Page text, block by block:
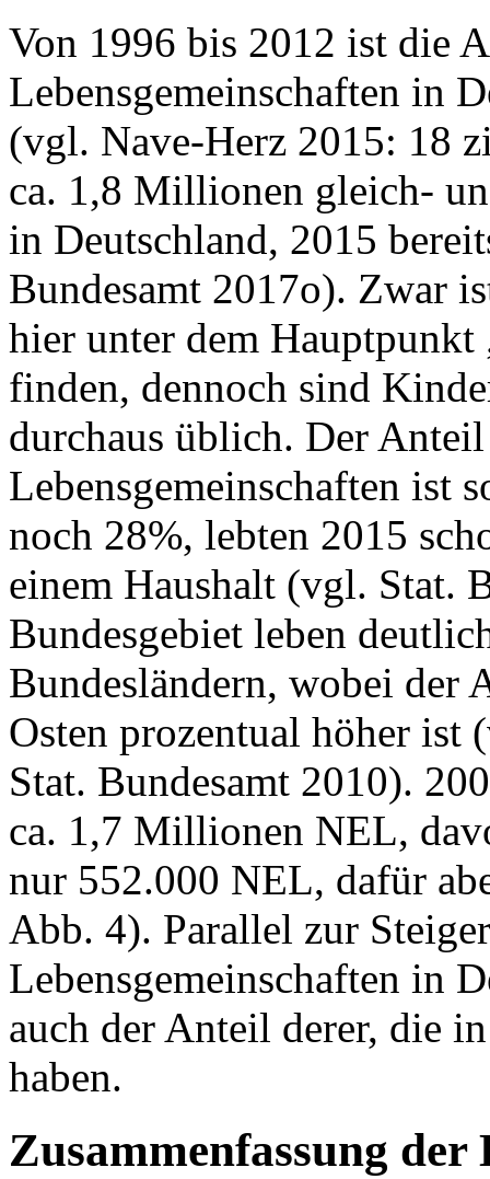
Von 1996 bis 2012 ist die
Lebensgemeinschaften in
(vgl. Nave-Herz 2015: 18
ca. 1,8 Millionen gleich-
in Deutschland, 2015
Bundesamt 2017o). Zwar
hier unter dem Hauptpunkt
finden, dennoch sind
durchaus üblich. Der
Lebensgemeinschaften ist
noch 28%, lebten 2015
einem Haushalt (vgl. Stat.
Bundesgebiet leben
Bundesländern, wobei
Osten prozentual höher
Stat. Bundesamt 2010).
ca. 1,7 Millionen NEL,
nur 552.000 NEL, dafür
Abb. 4). Parallel zur
Lebensgemeinschaften in
auch der Anteil derer, die
haben.
Zusammenfassung der